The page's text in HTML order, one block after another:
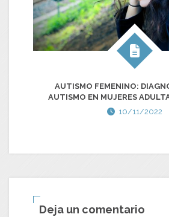
AUTISMO FEMENINO:
AUTISMO EN MUJERES
10/11/2022
Deja un comentario